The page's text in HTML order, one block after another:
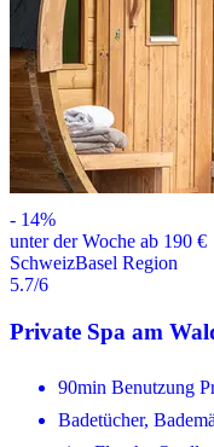
- 14%
unter der Woche ab 190 €
SchweizBasel Region
5.7/6
Private Spa am
90min Benutzung
Badetücher,